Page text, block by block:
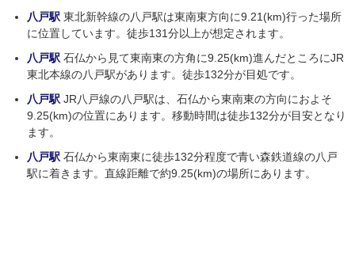
八戸駅 東北新幹線の八戸駅は東南東方向に9.21(km)行った場所
に位置しています。徒歩131分以上が想定されます。
八戸駅 石仏から見て東南東の方角に9.25(km)進んだところにJR
東北本線の八戸駅があります。徒歩132分が目処です。
八戸駅 JR八戸線の八戸駅は、石仏から東南東の方向におよそ
9.25(km)の位置にあります。移動時間は徒歩132分が目安となり
ます。
八戸駅 石仏から東南東に徒歩132分程度で青い森鉄道線の八戸
駅に着きます。直線距離で約9.25(km)の場所にあります。